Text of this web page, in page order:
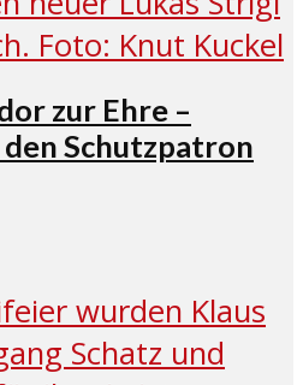
zur Ehre –
Schutzpatron